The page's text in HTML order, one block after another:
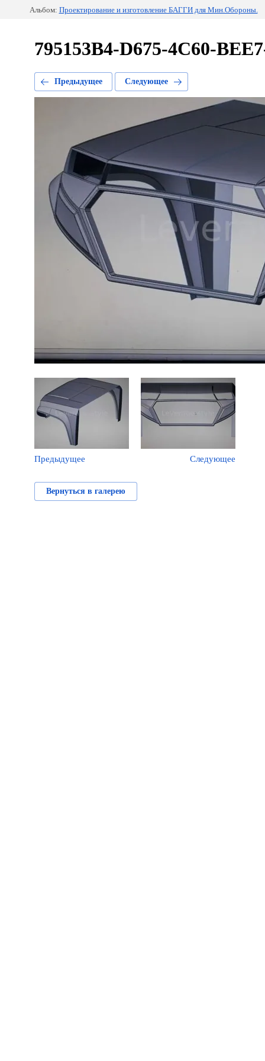
Альбом: Проектирование и изготовление БАГГИ для Мин.Обороны.
795153B4-D675-4C60-
Предыдущее Следующее
Предыдущее Следующее
Вернуться в галерею